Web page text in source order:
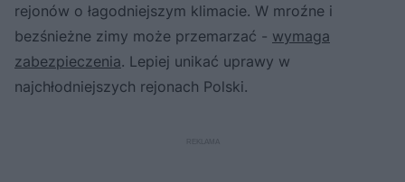
rejonów o łagodniejszym klimacie. W mroźne i
bezśnieżne zimy może przemarzać - wymaga
zabezpieczenia. Lepiej unikać uprawy w
najchłodniejszych rejonach Polski.